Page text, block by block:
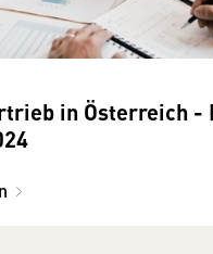
in Österreich